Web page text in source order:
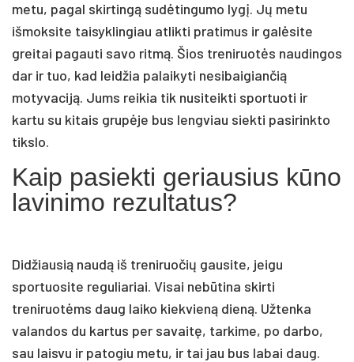
metu, pagal skirtingą sudėtingumo lygį. Jų metu
išmoksite taisyklingiau atlikti pratimus ir galėsite
greitai pagauti savo ritmą. Šios treniruotės naudingos
dar ir tuo, kad leidžia palaikyti nesibaigiančią
motyvaciją. Jums reikia tik nusiteikti sportuoti ir
kartu su kitais grupėje bus lengviau siekti pasirinkto
tikslo.
Kaip pasiekti geriausius kūno
lavinimo rezultatus?
Didžiausią naudą iš treniruočių gausite, jeigu
sportuosite reguliariai. Visai nebūtina skirti
treniruotėms daug laiko kiekvieną dieną. Užtenka
valandos du kartus per savaitę, tarkime, po darbo,
sau laisvu ir patogiu metu, ir tai jau bus labai daug.